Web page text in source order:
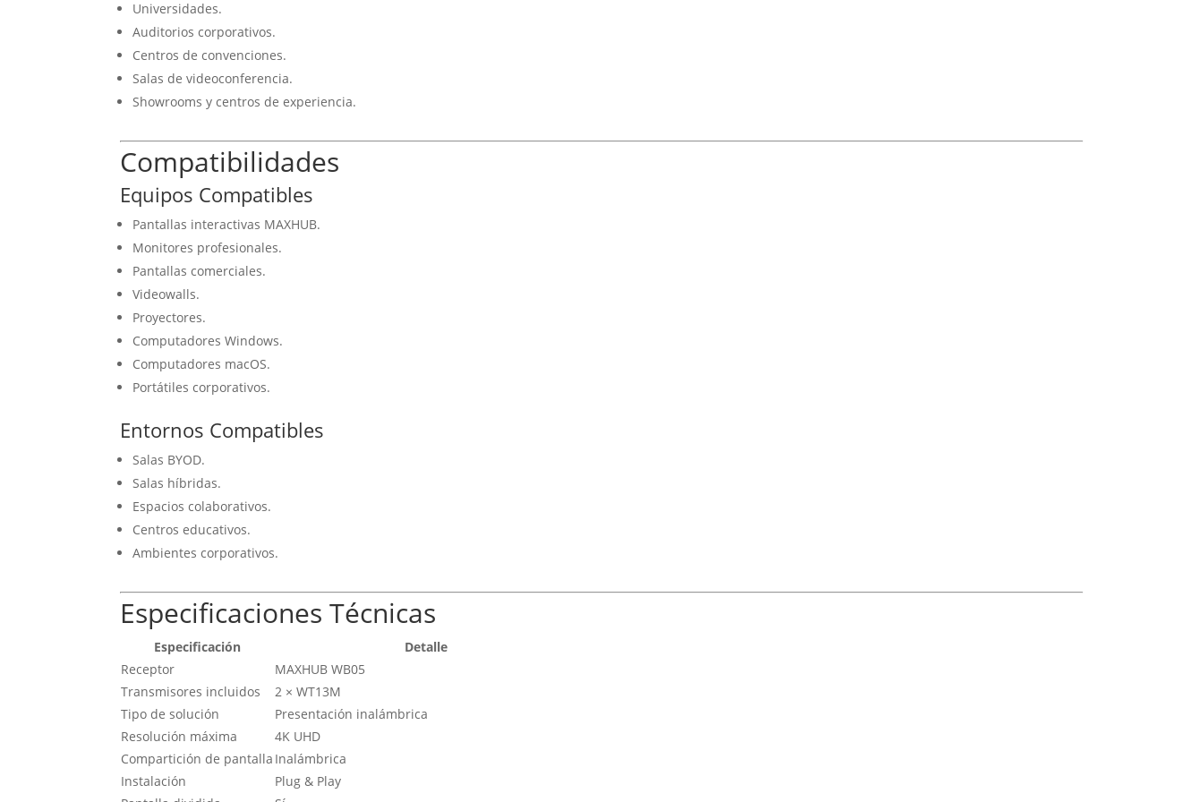
Universidades.
Auditorios corporativos.
Centros de convenciones.
Salas de videoconferencia.
Showrooms y centros de experiencia.
Compatibilidades
Equipos Compatibles
Pantallas interactivas MAXHUB.
Monitores profesionales.
Pantallas comerciales.
Videowalls.
Proyectores.
Computadores Windows.
Computadores macOS.
Portátiles corporativos.
Entornos Compatibles
Salas BYOD.
Salas híbridas.
Espacios colaborativos.
Centros educativos.
Ambientes corporativos.
Especificaciones Técnicas
Especificación
Detalle
Receptor
MAXHUB WB05
Transmisores incluidos
2 × WT13M
Tipo de solución
Presentación inalámbrica
Resolución máxima
4K UHD
Compartición de pantalla Inalámbrica
Instalación
Plug & Play